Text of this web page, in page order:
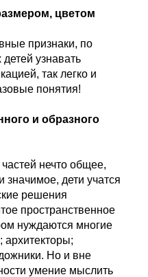
цветом
признаки, по
узнавать
так легко и
понятия!
и образного
нечто общее,
значимое, дети учатся
решения
пространственное
нуждаются многие
Но и вне
умение мыслить